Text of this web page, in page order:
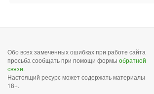
Обо всех замеченных ошибках при работе сайта
просьба сообщать при помощи формы обратной
связи.
Настоящий ресурс может содержать материалы
18+.